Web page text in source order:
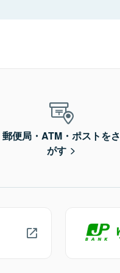
郵便局・ATM・ポストをさ
がす